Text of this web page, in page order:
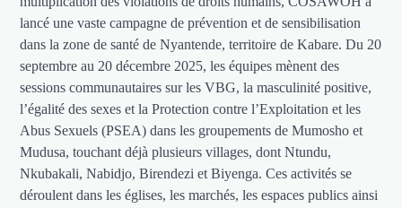
lancé une vaste campagne de prévention et de sensibilisation
dans la zone de santé de Nyantende, territoire de Kabare. Du 20
septembre au 20 décembre 2025, les équipes mènent des
sessions communautaires sur les VBG, la masculinité positive,
l’égalité des sexes et la Protection contre l’Exploitation et les
Abus Sexuels (PSEA) dans les groupements de Mumosho et
Mudusa, touchant déjà plusieurs villages, dont Ntundu,
Nkubakali, Nabidjo, Birendezi et Biyenga. Ces activités se
déroulent dans les églises, les marchés, les espaces publics ainsi